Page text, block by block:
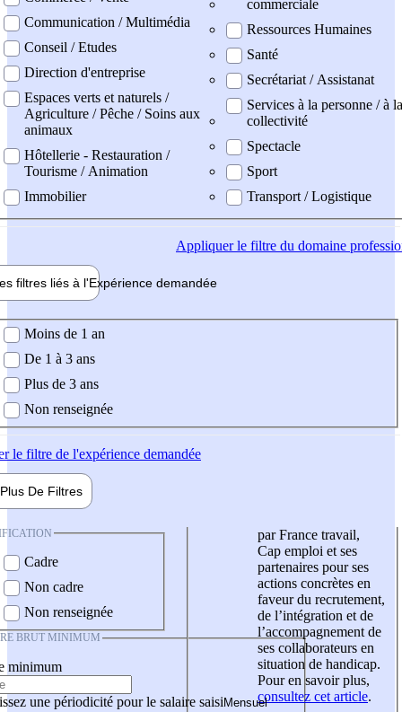
Communication / Multimédia
Conseil / Etudes
Direction d'entreprise
Espaces verts et naturels /
Agriculture / Pêche / Soins aux
animaux
Hôtellerie - Restauration /
Tourisme / Animation
Immobilier
commerciale
Ressources Humaines
Santé
Secrétariat / Assistanat
Services à la personne / à la
collectivité
Spectacle
Sport
Transport / Logistique
Appliquerle filtre du domaine
filtres liés à l'Expérience demandée
demandée
Moins de 1 an
De 1 à 3 ans
Plus de 3 ans
Non renseignée
le filtre de l'expérience demandée
Plus De Filtres
Cadre
Non cadre
Non renseignée
BRUT MINIMUM
minimum
une périodicité pour le salaire saisi
par France travail,
Cap emploi et ses
partenaires pour ses
actions concrètes en
faveur du recrutement,
de l’intégration et de
l’accompagnement de
ses collaborateurs en
situation de handicap.
Pour en savoir plus,
consultez cet article.